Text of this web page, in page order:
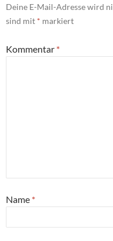
Deine E-Mail-Adresse wird
sind mit * markiert
Kommentar *
Name *